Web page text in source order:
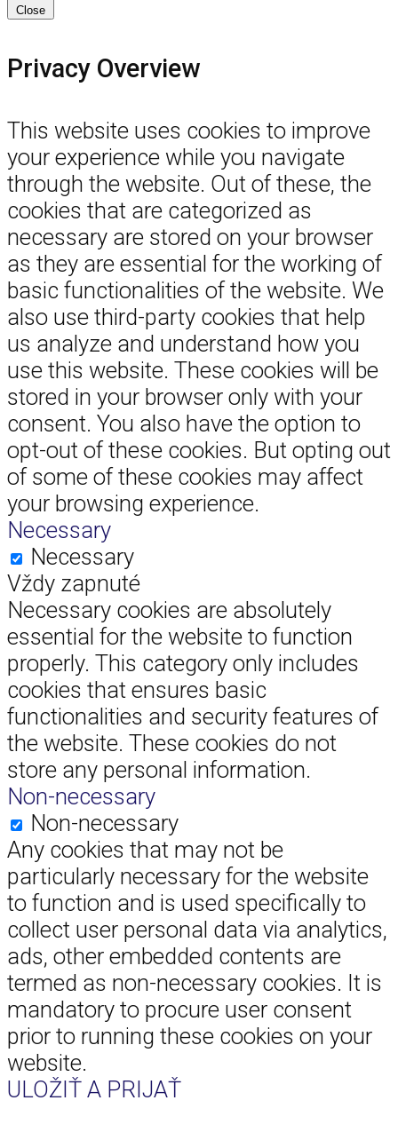
Close
Privacy Overview
This website uses cookies to improve
your experience while you navigate
through the website. Out of these, the
cookies that are categorized as
necessary are stored on your browser
as they are essential for the working of
basic functionalities of the website. We
also use third-party cookies that help
us analyze and understand how you
use this website. These cookies will be
stored in your browser only with your
consent. You also have the option to
opt-out of these cookies. But opting out
of some of these cookies may affect
your browsing experience.
Necessary
Necessary
Vždy zapnuté
Necessary cookies are absolutely
essential for the website to function
properly. This category only includes
cookies that ensures basic
functionalities and security features of
the website. These cookies do not
store any personal information.
Non-necessary
Non-necessary
Any cookies that may not be
particularly necessary for the website
to function and is used specifically to
collect user personal data via analytics,
ads, other embedded contents are
termed as non-necessary cookies. It is
mandatory to procure user consent
prior to running these cookies on your
website.
ULOŽIŤ A PRIJAŤ